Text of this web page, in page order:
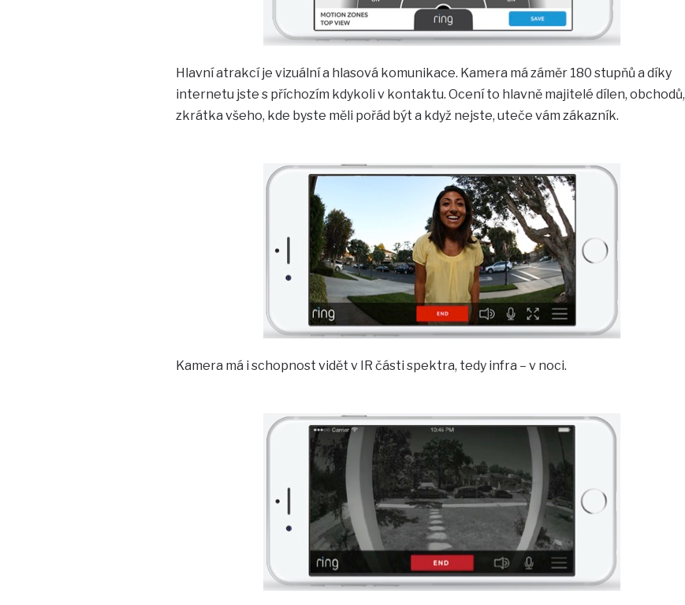
Hlavní atrakcí je vizuální a hlasová komunikace. Kamera má záměr 180 stupňů a díky
internetu jste s příchozím kdykoli v kontaktu. Ocení to hlavně majitelé dílen, obchodů,
zkrátka všeho, kde byste měli pořád být a když nejste, uteče vám zákazník.
Kamera má i schopnost vidět v IR části spektra, tedy infra – v noci.